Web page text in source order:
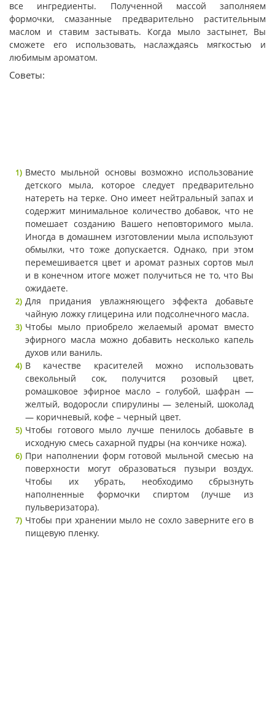
все ингредиенты. Полученной массой заполняем
формочки, смазанные предварительно растительным
маслом и ставим застывать. Когда мыло застынет, Вы
сможете его использовать, наслаждаясь мягкостью и
любимым ароматом.
Советы:
Вместо мыльной основы возможно использование
детского мыла, которое следует предварительно
натереть на терке. Оно имеет нейтральный запах и
содержит минимальное количество добавок, что не
помешает созданию Вашего неповторимого мыла.
Иногда в домашнем изготовлении мыла используют
обмылки, что тоже допускается. Однако, при этом
перемешивается цвет и аромат разных сортов мыл
и в конечном итоге может получиться не то, что Вы
ожидаете.
Для придания увлажняющего эффекта добавьте
чайную ложку глицерина или подсолнечного масла.
Чтобы мыло приобрело желаемый аромат вместо
эфирного масла можно добавить несколько капель
духов или ваниль.
В качестве красителей можно использовать
свекольный сок, получится розовый цвет,
ромашковое эфирное масло – голубой, шафран —
желтый, водоросли спирулины — зеленый, шоколад
— коричневый, кофе – черный цвет.
Чтобы готового мыло лучше пенилось добавьте в
исходную смесь сахарной пудры (на кончике ножа).
При наполнении форм готовой мыльной смесью на
поверхности могут образоваться пузыри воздух.
Чтобы их убрать, необходимо сбрызнуть
наполненные формочки спиртом (лучше из
пульверизатора).
Чтобы при хранении мыло не сохло заверните его в
пищевую пленку.